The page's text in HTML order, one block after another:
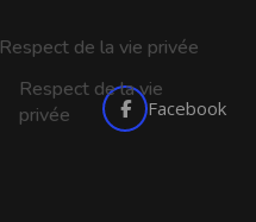
Respect de la vie privée
Facebook
Respect de la vie
privée